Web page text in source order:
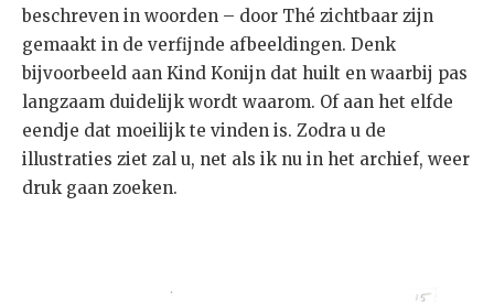
beschreven in woorden – door Thé zichtbaar zijn
gemaakt in de verfijnde afbeeldingen. Denk
bijvoorbeeld aan Kind Konijn dat huilt en waarbij pas
langzaam duidelijk wordt waarom. Of aan het elfde
eendje dat moeilijk te vinden is. Zodra u de
illustraties ziet zal u, net als ik nu in het archief, weer
druk gaan zoeken.